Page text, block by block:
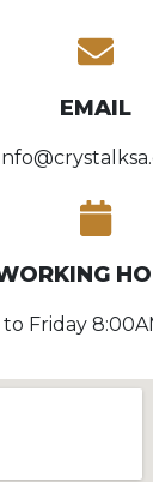
EMAIL
to Friday